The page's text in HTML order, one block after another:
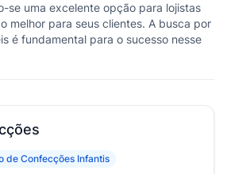
se uma excelente opção para lojistas
melhor para seus clientes. A busca por
é fundamental para o sucesso nesse
de Confecções Infantis